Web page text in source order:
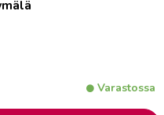
Varastossa